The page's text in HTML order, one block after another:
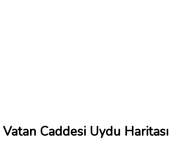
Vatan Caddesi Uydu Haritası